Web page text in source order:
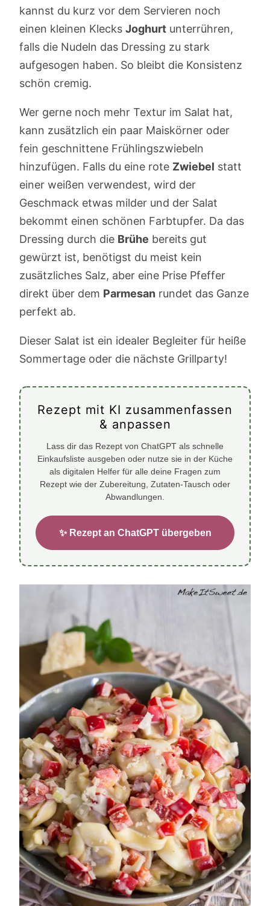
kannst du kurz vor dem Servieren noch
einen kleinen Klecks Joghurt unterrühren,
falls die Nudeln das Dressing zu stark
aufgesogen haben. So bleibt die Konsistenz
schön cremig.
Wer gerne noch mehr Textur im Salat hat,
kann zusätzlich ein paar Maiskörner oder
fein geschnittene Frühlingszwiebeln
hinzufügen. Falls du eine rote Zwiebel statt
einer weißen verwendest, wird der
Geschmack etwas milder und der Salat
bekommt einen schönen Farbtupfer. Da das
Dressing durch die Brühe bereits gut
gewürzt ist, benötigst du meist kein
zusätzliches Salz, aber eine Prise Pfeffer
direkt über dem Parmesan rundet das Ganze
perfekt ab.
Dieser Salat ist ein idealer Begleiter für heiße
Sommertage oder die nächste Grillparty!
Rezept mit KI zusammenfassen
& anpassen
Lass dir das Rezept von ChatGPT als schnelle
Einkaufsliste ausgeben oder nutze sie in der Küche
als digitalen Helfer für alle deine Fragen zum
Rezept wie der Zubereitung, Zutaten-Tausch oder
Abwandlungen.
✨ Rezept an ChatGPT übergeben